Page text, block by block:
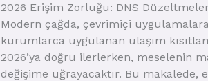
2026 Erişim Zorluğu: DNS
Modern çağda, çevrimiçi
kurumlarca uygulanan ulaşım
2026’ya doğru ilerlerken, meselenin
değişime uğrayacaktır. Bu makalede,